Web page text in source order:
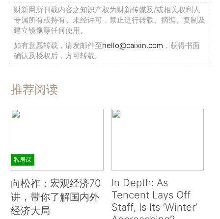
财新网所刊载内容之知识产权为财新传媒及/或相关权利人
专属所有或持有。未经许可，禁止进行转载、摘编、复制及
建立镜像等任何使用。
如有意愿转载，请发邮件至hello@caixin.com ，获得书面
确认及授权后，方可转载。
推荐阅读
私房课
向松祚：宏观经济70
讲，带你了解国内外
经济大局
In Depth: As
Tencent Lays Off
Staff, Is Its ‘Winter’